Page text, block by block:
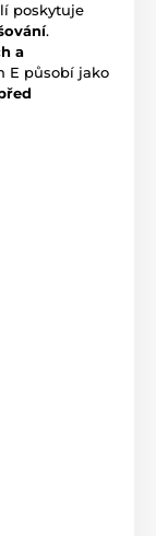
poskytuje
.
a
E působí jako